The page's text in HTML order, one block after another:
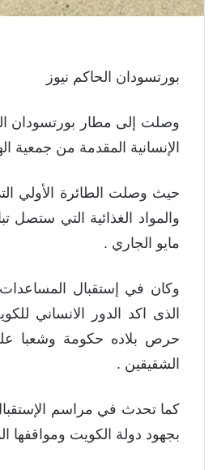
بورتسودان الحاكم نيوز
وصلت إلى مطار بورتسودان
الإنسانية المقدمة من جمعية
والمواد الغذائية التي
مايو الجاري .
وكان في إستقبال
الذى اكد الدور الانساني
حرص بلاده حكومة وشعبا
الشقيقين .
كما تحدث في مراسم
بجهود دولة الكويت ومواقفها